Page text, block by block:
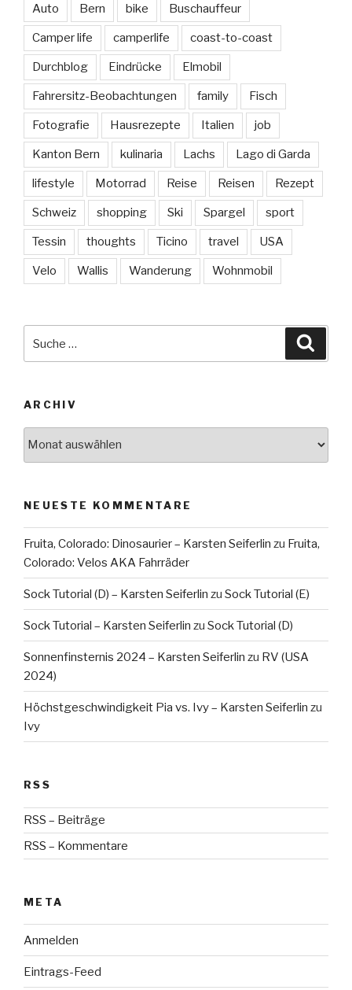
Auto Bern bike Buschauffeur
Camper life camperlife coast-to-coast
Durchblog Eindrücke Elmobil
Fahrersitz-Beobachtungen family Fisch
Fotografie Hausrezepte Italien job
Kanton Bern kulinaria Lachs Lago di Garda
lifestyle Motorrad Reise Reisen Rezept
Schweiz shopping Ski Spargel sport
Tessin thoughts Ticino travel USA
Velo Wallis Wanderung Wohnmobil
nach:
ARCHIV
NEUESTE KOMMENTARE
Fruita, Colorado: Dinosaurier – Karsten Seiferlin zu Fruita,
Colorado: Velos AKA Fahrräder
Sock Tutorial (D) – Karsten Seiferlin zu Sock Tutorial (E)
Sock Tutorial – Karsten Seiferlin zu Sock Tutorial (D)
Sonnenfinsternis 2024 – Karsten Seiferlin zu RV (USA
2024)
Höchstgeschwindigkeit Pia vs. Ivy – Karsten Seiferlin zu
Ivy
RSS
RSS – Beiträge
RSS – Kommentare
META
Anmelden
Eintrags-Feed